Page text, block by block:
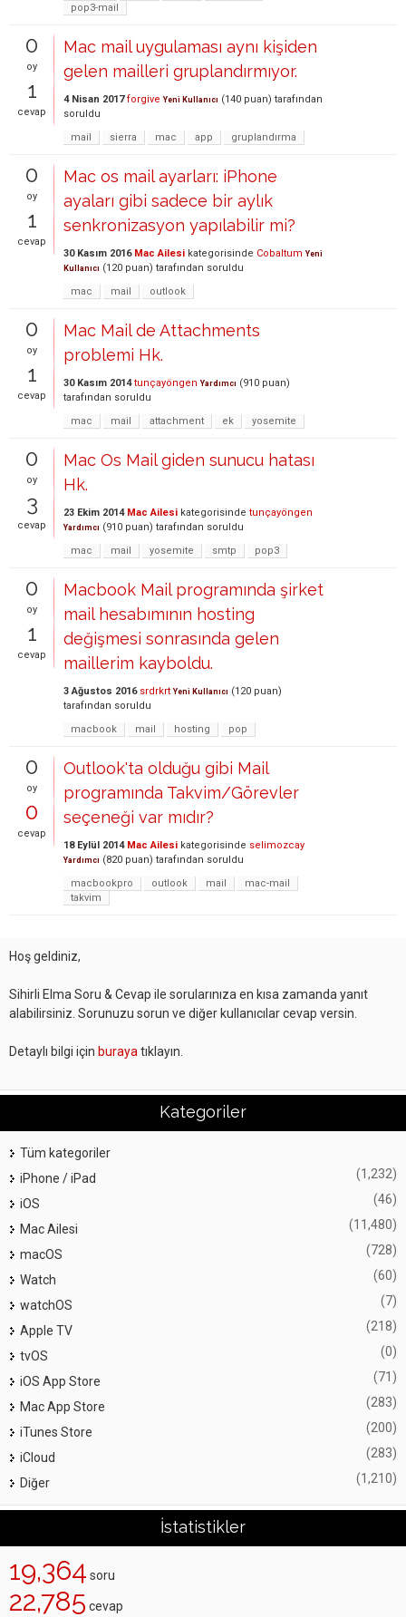
pop3-mail
0
oy
1
cevap
Mac mail uygulaması aynı kişiden
gelen mailleri gruplandırmıyor.
4 Nisan 2017 forgive Yeni Kullanıcı (140 puan) tarafından
soruldu
mail
sierra mac app gruplandırma
0
oy
1
cevap
Mac os mail ayarları: iPhone
ayaları gibi sadece bir aylık
senkronizasyon yapılabilir mi?
30 Kasım 2016 Mac Ailesi kategorisinde Cobaltum Yeni
Kullanıcı (120 puan) tarafından soruldu
mac
mail outlook
0
oy
1
cevap
Mac Mail de Attachments
problemi Hk.
30 Kasım 2014 tunçayöngen Yardımcı (910 puan)
tarafından soruldu
mac
mail attachment ek yosemite
0
oy
3
cevap
Mac Os Mail giden sunucu hatası
Hk.
23 Ekim 2014 Mac Ailesi kategorisinde tunçayöngen
Yardımcı (910 puan) tarafından soruldu
mac
mail yosemite smtp pop3
0
oy
1
cevap
Macbook Mail programında şirket
mail hesabımının hosting
değişmesi sonrasında gelen
maillerim kayboldu.
3 Ağustos 2016 srdrkrt Yeni Kullanıcı (120 puan)
tarafından soruldu
macbook
mail hosting pop
0
oy
0
cevap
Outlook'ta olduğu gibi Mail
programında Takvim/Görevler
seçeneği var mıdır?
18 Eylül 2014 Mac Ailesi kategorisinde selimozcay
Yardımcı (820 puan) tarafından soruldu
macbookpro
outlook mail
mac-mail
takvim
Hoş geldiniz,
Sihirli Elma Soru & Cevap ile sorularınıza en kısa zamanda yanıt
alabilirsiniz. Sorunuzu sorun ve diğer kullanıcılar cevap versin.
Detaylı bilgi için buraya tıklayın.
Kategoriler
Tüm kategoriler
iPhone / iPad
(1,232)
iOS (46)
Mac Ailesi (11,480)
macOS (728)
Watch (60)
watchOS (7)
Apple TV (218)
tvOS (0)
iOS App Store (71)
Mac App Store (283)
iTunes Store (200)
iCloud (283)
Diğer (1,210)
İstatistikler
19,364 soru
22,785 cevap